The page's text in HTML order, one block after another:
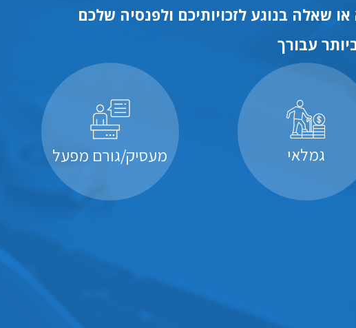
שאלה בנוגע לזכויותיכם ולפנסיה שלכם
עבורך
גמלאי מעסיק/גורם מפעל